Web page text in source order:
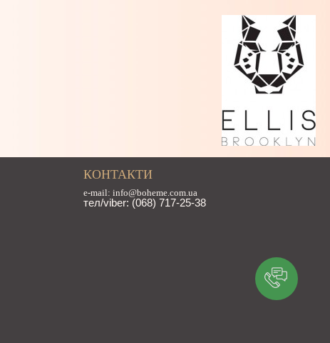
КОНТАКТИ
e-mail: info@boheme.com.ua
тел/viber: (068) 717-25-38